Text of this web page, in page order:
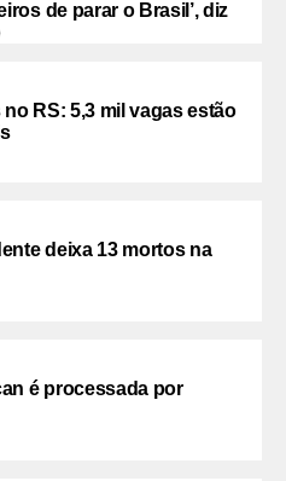
de parar o Brasil’, diz
no RS: 5,3 mil vagas estão
deixa 13 mortos na
é processada por